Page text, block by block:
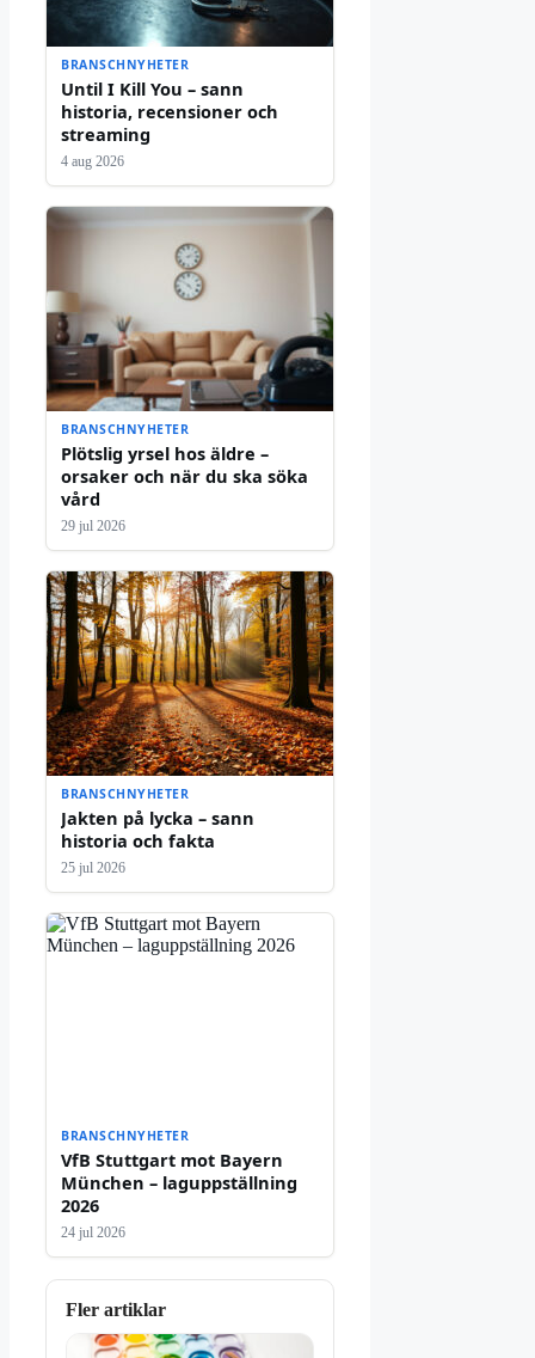
BRANSCHNYHETER
Until I Kill You – sann
historia, recensioner och
streaming
4 aug 2026
BRANSCHNYHETER
Plötslig yrsel hos äldre –
orsaker och när du ska söka
vård
29 jul 2026
BRANSCHNYHETER
Jakten på lycka – sann
historia och fakta
25 jul 2026
BRANSCHNYHETER
VfB Stuttgart mot Bayern
München – laguppställning
2026
24 jul 2026
Fler artiklar